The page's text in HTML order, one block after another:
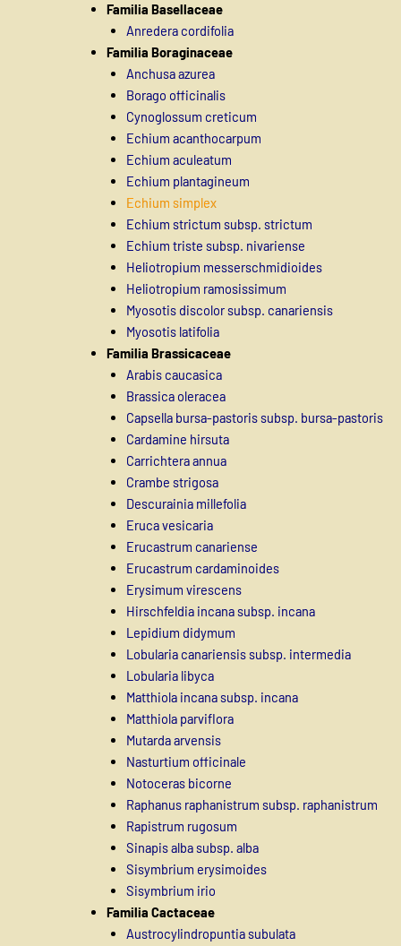
Familia Basellaceae
Anredera cordifolia
Familia Boraginaceae
Anchusa azurea
Borago officinalis
Cynoglossum creticum
Echium acanthocarpum
Echium aculeatum
Echium plantagineum
Echium simplex
Echium strictum subsp. strictum
Echium triste subsp. nivariense
Heliotropium messerschmidioides
Heliotropium ramosissimum
Myosotis discolor subsp. canariensis
Myosotis latifolia
Familia Brassicaceae
Arabis caucasica
Brassica oleracea
Capsella bursa-pastoris subsp. bursa-pastoris
Cardamine hirsuta
Carrichtera annua
Crambe strigosa
Descurainia millefolia
Eruca vesicaria
Erucastrum canariense
Erucastrum cardaminoides
Erysimum virescens
Hirschfeldia incana subsp. incana
Lepidium didymum
Lobularia canariensis subsp. intermedia
Lobularia libyca
Matthiola incana subsp. incana
Matthiola parviflora
Mutarda arvensis
Nasturtium officinale
Notoceras bicorne
Raphanus raphanistrum subsp. raphanistrum
Rapistrum rugosum
Sinapis alba subsp. alba
Sisymbrium erysimoides
Sisymbrium irio
Familia Cactaceae
Austrocylindropuntia subulata